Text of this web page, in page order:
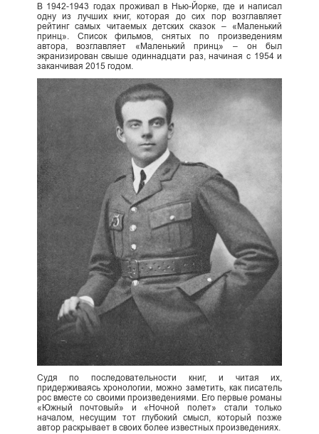
В 1942-1943 годах проживал в Нью-Йорке, где и написал
одну из лучших книг, которая до сих пор возглавляет
рейтинг самых читаемых детских сказок – «Маленький
принц». Список фильмов, снятых по произведениям
автора, возглавляет «Маленький принц» – он был
экранизирован свыше одиннадцати раз, начиная с 1954 и
заканчивая 2015 годом.
Судя по последовательности книг, и читая их,
придерживаясь хронологии, можно заметить, как писатель
рос вместе со своими произведениями. Его первые романы
«Южный почтовый» и «Ночной полет» стали только
началом, несущим тот глубокий смысл, который позже
автор раскрывает в своих более известных произведениях.